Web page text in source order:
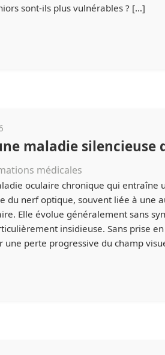
sont-ils plus vulnérables ? […]
maladie silencieuse
médicales
oculaire chronique qui entraîne
du nerf optique, souvent liée à une
Elle évolue généralement sans
insidieuse. Sans prise
une perte progressive du champ